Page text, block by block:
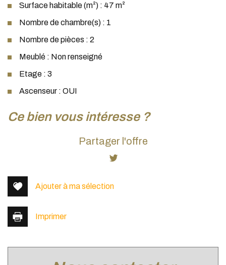
Surface habitable (m²) : 47 m²
Nombre de chambre(s) : 1
Nombre de pièces : 2
Meublé : Non renseigné
Etage : 3
Ascenseur : OUI
la ville de villeurbanne (69100)
ce bien vous intéresse ?
Partager l'offre
Ajouter à ma sélection
Imprimer